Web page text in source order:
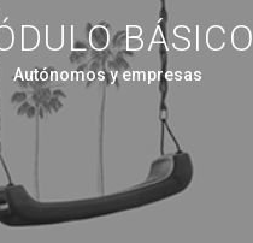
BÁSICO
Autónomos y empresas